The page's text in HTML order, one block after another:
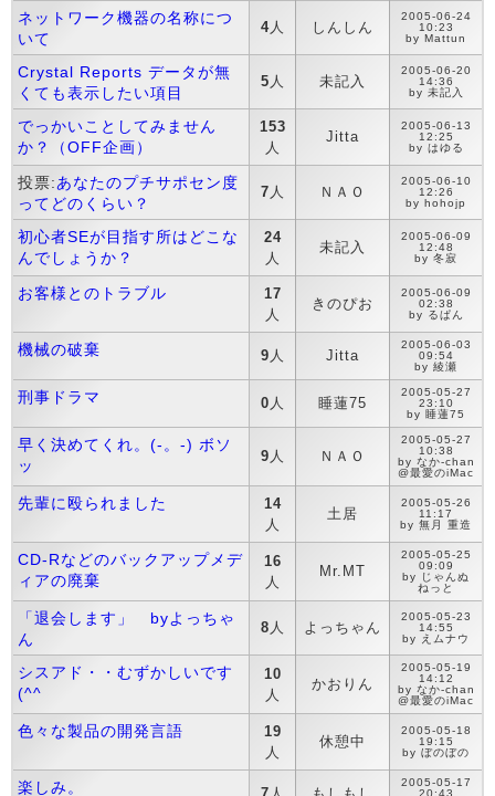
ネットワーク機器の名称につ
いて
4人 しんしん
2005-06-24
10:23
by Mattun
Crystal Reports データが無
くても表示したい項目
5 人 未記入
2005-06-20
14:36
by 未記入
でっかいことしてみません
か？（OFF企画）
153
人
Jitta
2005-06-13
12:25
by はゆる
投票:あなたのプチサポセン度
ってどのくらい？
7 人 ＮＡＯ
2005-06-10
12:26
by hohojp
初心者SEが目指す所はどこな
んでしょうか？
24
人
未記入
2005-06-09
12:48
by 冬寂
お客様とのトラブル
17
人
きのぴお
2005-06-09
02:38
by るぱん
機械の破棄 9 人 Jitta
2005-06-03
09:54
by 綾瀬
刑事ドラマ 0 人 睡蓮75
2005-05-27
23:10
by 睡蓮75
早く決めてくれ。(-。-) ボソ
ッ
9 人 ＮＡＯ
2005-05-27
10:38
by なか-chan
@最愛のiMac
先輩に殴られました
14
人
土居
2005-05-26
11:17
by 無月 重造
CD-Rなどのバックアップメデ
ィアの廃棄
16
人
Mr.MT
2005-05-25
09:09
by じゃんぬ
ねっと
「退会します」 byよっちゃ
ん
8 人 よっちゃん
2005-05-23
14:55
by えムナウ
シスアド・・むずかしいです
(^^ゞ
10
人
かおりん
2005-05-19
14:12
by なか-chan
@最愛のiMac
色々な製品の開発言語
19
人
休憩中
2005-05-18
19:15
by ぼのぼの
楽しみ。
2005-05-17
20:43